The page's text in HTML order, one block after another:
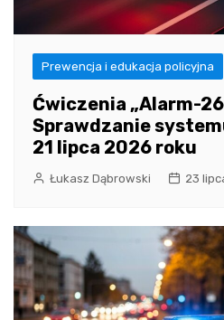
Prewencja i edukacja policyjna
Ćwiczenia „Alarm-
Sprawdzanie
21 lipca 2026 roku
Łukasz Dąbrowski 23